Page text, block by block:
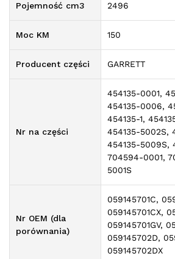
Pojemność cm3 2496
Moc KM 150
Producent części GARRETT
Nr na części
454135-0001,
454135-0006,
454135-1,
454135-5002S,
454135-5009S,
704594-0001,
5001S
Nr OEM (dla
porównania)
059145701C,
059145701CX,
059145701GV,
059145702D,
059145702DX